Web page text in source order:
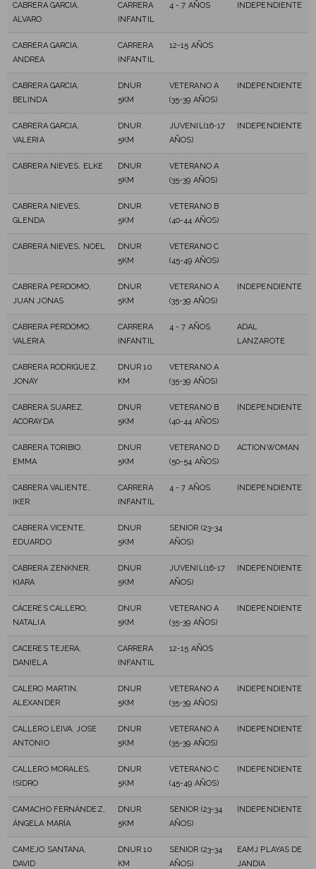
CABRERA GARCIA,
ALVARO
CARRERA
INFANTIL
4 - 7 AÑOS INDEPENDIENTE
CABRERA GARCIA,
ANDREA
CARRERA
INFANTIL
12-15 AÑOS
CABRERA GARCIA,
BELINDA
DNUR
5KM
VETERANO A
(35-39 AÑOS)
INDEPENDIENTE
CABRERA GARCIA,
VALERIA
DNUR
5KM
JUVENIL(16-17
AÑOS)
INDEPENDIENTE
CABRERA NIEVES, ELKE
DNUR
5KM
VETERANO A
(35-39 AÑOS)
CABRERA NIEVES,
GLENDA
DNUR
5KM
VETERANO B
(40-44 AÑOS)
CABRERA NIEVES, NOEL
DNUR
5KM
VETERANO C
(45-49 AÑOS)
CABRERA PERDOMO,
JUAN JONAS
DNUR
5KM
VETERANO A
(35-39 AÑOS)
INDEPENDIENTE
CABRERA PERDOMO,
VALERIA
CARRERA
INFANTIL
4 - 7 AÑOS
ADAL
LANZAROTE
CABRERA RODRIGUEZ,
JONAY
DNUR 10
KM
VETERANO A
(35-39 AÑOS)
CABRERA SUAREZ,
ACORAYDA
DNUR
5KM
VETERANO B
(40-44 AÑOS)
INDEPENDIENTE
CABRERA TORIBIO,
EMMA
DNUR
5KM
VETERANO D
(50-54 AÑOS)
ACTIONWOMAN
CABRERA VALIENTE,
IKER
CARRERA
INFANTIL
4 - 7 AÑOS INDEPENDIENTE
CABRERA VICENTE,
EDUARDO
DNUR
5KM
SENIOR (23-34
AÑOS)
CABRERA ZENKNER,
KIARA
DNUR
5KM
JUVENIL(16-17
AÑOS)
INDEPENDIENTE
CÁCERES CALLERO,
NATALIA
DNUR
5KM
VETERANO A
(35-39 AÑOS)
INDEPENDIENTE
CACERES TEJERA,
DANIELA
CARRERA
INFANTIL
12-15 AÑOS
CALERO MARTIN,
ALEXANDER
DNUR
5KM
VETERANO A
(35-39 AÑOS)
INDEPENDIENTE
CALLERO LEIVA, JOSE
ANTONIO
DNUR
5KM
VETERANO A
(35-39 AÑOS)
INDEPENDIENTE
CALLERO MORALES,
ISIDRO
DNUR
5KM
VETERANO C
(45-49 AÑOS)
INDEPENDIENTE
CAMACHO FERNÁNDEZ,
ÁNGELA MARÍA
DNUR
5KM
SENIOR (23-34
AÑOS)
INDEPENDIENTE
CAMEJO SANTANA,
DAVID
DNUR 10
KM
SENIOR (23-34
AÑOS)
EAMJ PLAYAS DE
JANDIA